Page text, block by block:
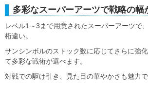
多彩なスーパーアーツで戦略の幅
レベル1～3まで用意されたスーパーアーツで
桁違い。
サンシンボルのストック数に応じてさらに強
て多彩な戦術が選べます。
対戦での駆け引き、見た目の華やかさも魅力で